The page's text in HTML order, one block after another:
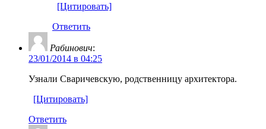
[Цитировать]
Ответить
Рабинович:
23/01/2014 в 04:25
Узнали Сваричевскую, родственницу архитектора.
[Цитировать]
Ответить